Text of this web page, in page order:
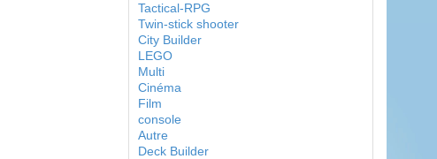
Tactical-RPG
Twin-stick shooter
City Builder
LEGO
Multi
Cinéma
Film
console
Autre
Deck Builder